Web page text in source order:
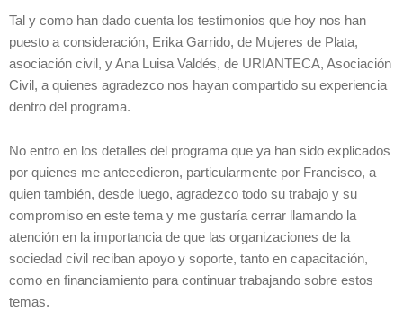
Tal y como han dado cuenta los testimonios que hoy nos han
puesto a consideración, Erika Garrido, de Mujeres de Plata,
asociación civil, y Ana Luisa Valdés, de URIANTECA, Asociación
Civil, a quienes agradezco nos hayan compartido su experiencia
dentro del programa.
No entro en los detalles del programa que ya han sido explicados
por quienes me antecedieron, particularmente por Francisco, a
quien también, desde luego, agradezco todo su trabajo y su
compromiso en este tema y me gustaría cerrar llamando la
atención en la importancia de que las organizaciones de la
sociedad civil reciban apoyo y soporte, tanto en capacitación,
como en financiamiento para continuar trabajando sobre estos
temas.